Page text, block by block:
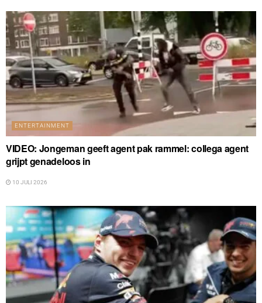
ENTERTAINMENT
VIDEO: Jongeman geeft agent pak rammel: collega agent
grijpt genadeloos in
10 JULI 2026